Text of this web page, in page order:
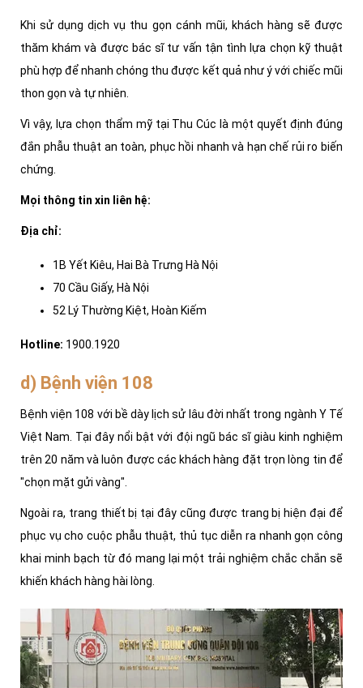
Khi sử dụng dịch vụ thu gọn cánh mũi, khách hàng sẽ được
thăm khám và được bác sĩ tư vấn tận tình lựa chọn kỹ thuật
phù hợp để nhanh chóng thu được kết quả như ý với chiếc mũi
thon gọn và tự nhiên.
Vì vậy, lựa chọn thẩm mỹ tại Thu Cúc là một quyết định đúng
đắn phẫu thuật an toàn, phục hồi nhanh và hạn chế rủi ro biến
chứng.
Mọi thông tin xin liên hệ:
Địa chỉ:
1B Yết Kiêu, Hai Bà Trưng Hà Nội
70 Cầu Giấy, Hà Nội
52 Lý Thường Kiệt, Hoàn Kiếm
Hotline: 1900.1920
d) Bệnh viện 108
Bệnh viện 108 với bề dày lịch sử lâu đời nhất trong ngành Y Tế
Việt Nam. Tại đây nổi bật với đội ngũ bác sĩ giàu kinh nghiệm
trên 20 năm và luôn được các khách hàng đặt trọn lòng tin để
"chọn mặt gửi vàng".
Ngoài ra, trang thiết bị tại đây cũng được trang bị hiện đại để
phục vụ cho cuộc phẫu thuật, thủ tục diễn ra nhanh gọn công
khai minh bạch từ đó mang lại một trải nghiệm chắc chắn sẽ
khiến khách hàng hài lòng.